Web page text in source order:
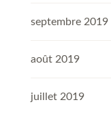
septembre 2019
août 2019
juillet 2019